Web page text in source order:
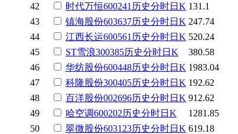
42
时代万恒600241 历史分时日K 131.1
43
镇海股份603637历史分时日K 247.74
44
江西长运600561 历史分时日K 520.24
45
ST雪浪300385历史分时日K 380.58
46
华纺股份600448历史分时日K 1983.04
47
科隆股份300405历史分时日K 192.62
48
百洋股份002696历史分时日K 912.62
49
哈空调600202历史分时日K 1281.85
50
翠微股份603123历史分时日K 619.18